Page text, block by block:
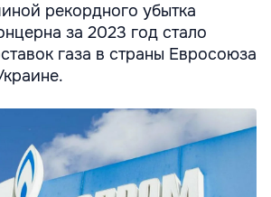
рекордного убытка
за 2023 год стало
газа в страны Евросоюза